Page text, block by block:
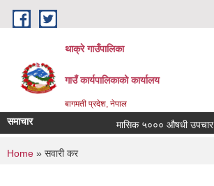
Skip to main content
थाक्रे गाउँपालिका
गाउँ कार्यपालिकाको कार्यालय
बागमती प्रदेश, नेपाल
समाचार मासिक ५००० औषधी उपचार
You are here
Home » सवारी कर